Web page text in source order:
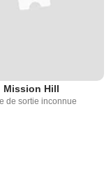
Mission Hill
de sortie inconnue